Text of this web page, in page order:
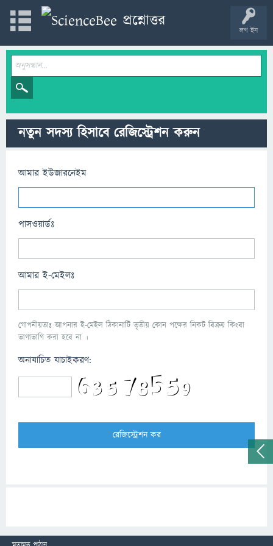
লগ ইন
নতুন সদস্য হিসাবে রেজিস্ট্রেশন করুন
আমার ইউজারনেইম
পাসওয়ার্ডঃ
আমার ই-মেইলঃ
গোপনীয়তাঃ আপনার ই-মেইল ঠিকানাটি তৃতীয় কোন পক্ষের নিকট বিক্রয় কিংবা
ভাগাভাগি করা হবে না ।
অনাযাচিত যাচাইকরণ: